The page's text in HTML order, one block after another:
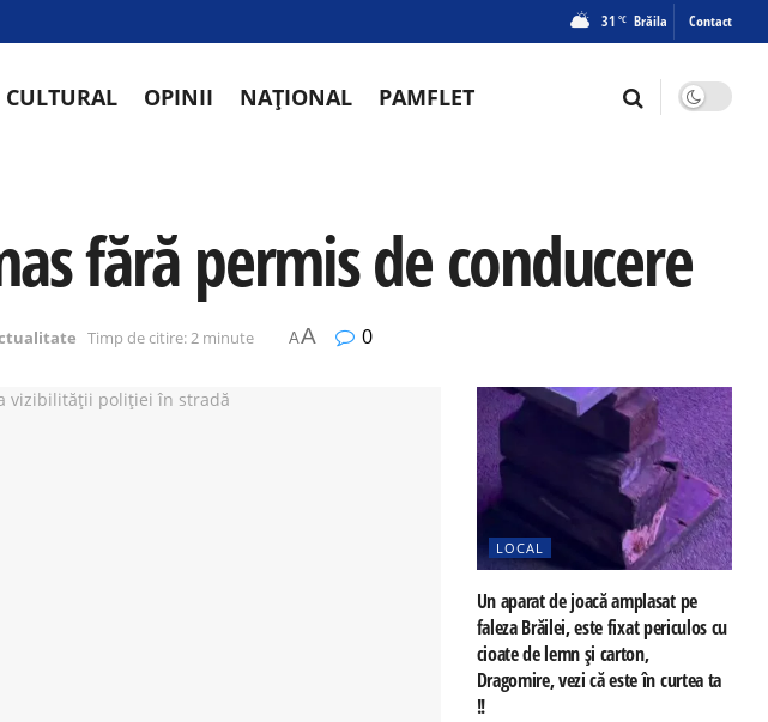
31 °C Brăila Contact
CULTURAL OPINII NAȚIONAL PAMFLET
fără permis de conducere
Timp de citire: 2 minute AA 0
LOCAL
Un aparat de joacă amplasat pe
faleza Brăilei, este fixat periculos cu
cioate de lemn și carton,
Dragomire, vezi că este în curtea ta
!!